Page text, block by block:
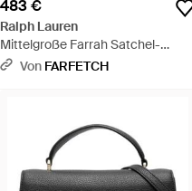
483 €
Ralph Lauren
Mittelgroße Farrah Satchel-
Tasche - Braun
Von FARFETCH